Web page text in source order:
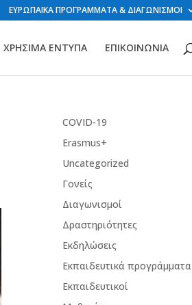
ΕΥΡΩΠΑΪΚΑ ΠΡΟΓΡΑΜΜΑΤΑ & ΔΙΑΓΩΝΙΣΜΟΙ
ΧΡΗΣΙΜΑ ΕΝΤΥΠΑ ΕΠΙΚΟΙΝΩΝΙΑ
COVID-19
Erasmus+
Uncategorized
Γονείς
Διαγωνισμοί
Δραστηριότητες
Εκδηλώσεις
Εκπαιδευτικά προγράμματα
Εκπαιδευτικοί